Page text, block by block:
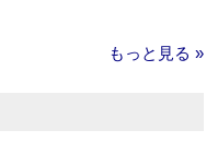
もっと見る »